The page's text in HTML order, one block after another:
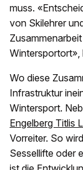
muss.
von Skilehrer
Wintersportort»,
Wo diese
Infrastruktur
Wintersport.
Engelberg Titlis
Vorreiter. So
Sessellifte oder